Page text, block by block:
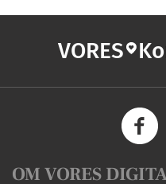
VORES
OM VORES